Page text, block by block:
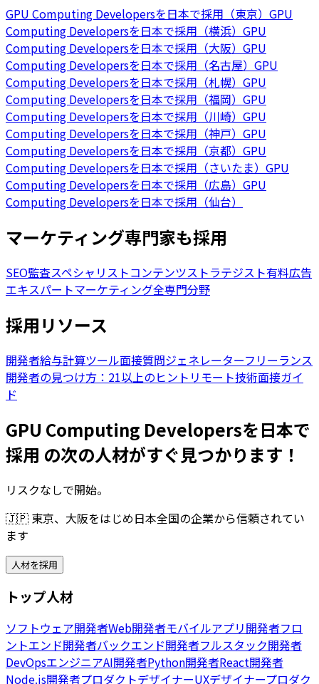
GPU Computing Developersを日本で採用（東京） GPU
Computing Developersを日本で採用（横浜） GPU
Computing Developersを日本で採用（大阪） GPU
Computing Developersを日本で採用（名古屋） GPU
Computing Developersを日本で採用（札幌） GPU
Computing Developersを日本で採用（福岡） GPU
Computing Developersを日本で採用（川崎） GPU
Computing Developersを日本で採用（神戸） GPU
Computing Developersを日本で採用（京都） GPU
Computing Developersを日本で採用（さいたま） GPU
Computing Developersを日本で採用（広島） GPU
Computing Developersを日本で採用（仙台）
マーケティング専門家も採用
SEO監査スペシャリストコンテンツストラテジスト有料広告
エキスパートマーケティング全専門分野
採用リソース
開発者給与計算ツール面接質問ジェネレーターフリーランス
開発者の見つけ方：21以上のヒント リモート技術面接ガイ
ド
GPU Computing Developersを日本で
採用 の次の人材がすぐ見つかります！
リスクなしで開始。
🇯🇵 東京、大阪をはじめ日本全国の企業から信頼されてい
ます
人材を採用
トップ人材
ソフトウェア開発者Web開発者モバイルアプリ開発者フロ
ントエンド開発者バックエンド開発者フルスタック開発者
DevOpsエンジニアAI開発者Python開発者React開発者
Node.js開発者プロダクトデザイナーUXデザイナープロダク